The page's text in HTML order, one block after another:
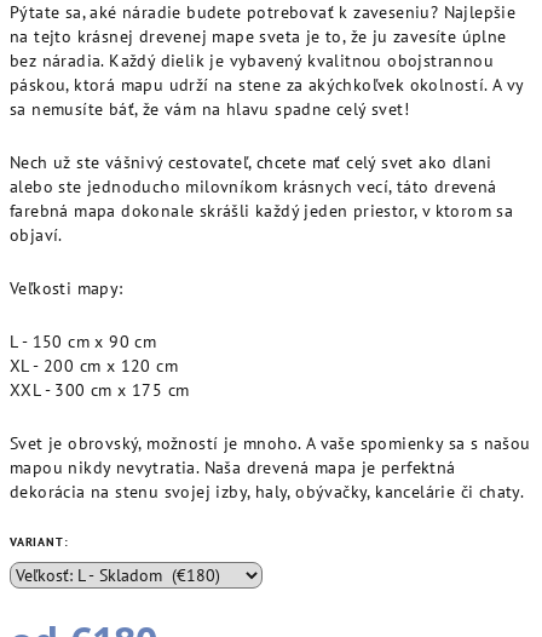
Pýtate sa, aké náradie budete potrebovať k zaveseniu? Najlepšie
na tejto krásnej drevenej mape sveta je to, že ju zavesíte úplne
bez náradia. Každý dielik je vybavený kvalitnou obojstrannou
páskou, ktorá mapu udrží na stene za akýchkoľvek okolností. A vy
sa nemusíte báť, že vám na hlavu spadne celý svet!
Nech už ste vášnivý cestovateľ, chcete mať celý svet ako dlani
alebo ste jednoducho milovníkom krásnych vecí, táto drevená
farebná mapa dokonale skrášli každý jeden priestor, v ktorom sa
objaví.
Veľkosti mapy:
L - 150 cm x 90 cm
XL - 200 cm x 120 cm
XXL - 300 cm x 175 cm
Svet je obrovský, možností je mnoho. A vaše spomienky sa s našou
mapou nikdy nevytratia. Naša drevená mapa je perfektná
dekorácia na stenu svojej izby, haly, obývačky, kancelárie či chaty.
VARIANT: